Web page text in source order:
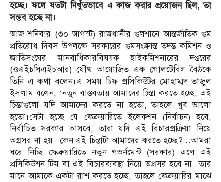
হচ্ছে। ফলে যতটা নিখুঁতভাবে এ কাজ করার প্রয়োজন ছিল, তা
সম্ভব হচ্ছে না।
আজ শনিবার (৩০ আগস্ট) রাজধানীর গুলশানে আন্তর্জাতিক গুম
প্রতিরোধ দিবস উপলক্ষে সরকারের গুমসংক্রান্ত তদন্ত কমিশন ও
জাতিসংঘের মানবাধিকারবিষয়ক হাইকমিশনারের দপ্তরের
(ওএইচসিএইচআর) যৌথ আয়োজিত এক গোলটেবিল বৈঠকে
তিনি এ কথা বলেন।এ সময় চিফ প্রসিকিউটর মোহাম্মদ তাজুল
ইসলাম বলেন, ‘নতুন বাস্তবতায় আমাদের চিন্তা করতে হচ্ছে, এই
চিন্তাগুলো যদি আমাদের করতে না হতো, তাহলে খুব ভালো
হতো।সেটা হচ্ছে যে ফেব্রুয়ারিতে ইলেকশন (নির্বাচন) হবে,
নির্বাচিত সরকার আসবে, তারা যদি এই বিচারপ্রক্রিয়া নিয়ে
অগ্রসর না হয়। কেন এই চিন্তাটা আমাদের করতে হচ্ছে?…আমরা
ধরে নিচ্ছি ফেব্রুয়ারিতে নতুন গভর্নমেন্ট (সরকার) এলে এই
প্রসিকিউশন টিম বা এই বিচারব্যবস্থা নিয়ে অগ্রসর হবে না। তার
মানে আমাকে একটা রাশ করতে হচ্ছে, তাহলে ফেব্রুয়ারির মাঝে